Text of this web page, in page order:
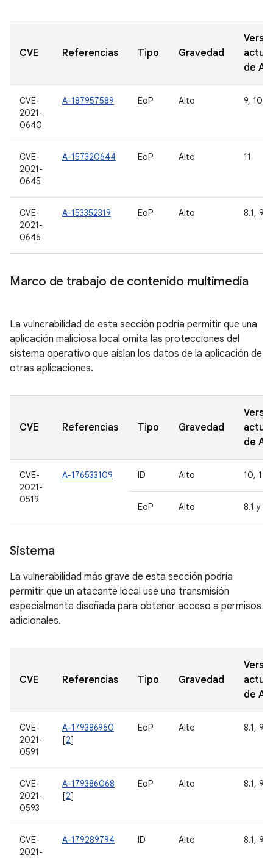
CVE Referencias Tipo Gravedad
de
CVE-
2021-
0640
A-187957589 EoP Alto 9, 10 y
CVE-
2021-
0645
A-157320644 EoP Alto 11
CVE-
2021-
0646
A-153352319 EoP Alto 8.1, 9,
Marco de trabajo de contenido multimedia
La vulnerabilidad de esta sección podría permitir que una
aplicación maliciosa local omita las protecciones del
sistema operativo que aíslan los datos de la aplicación de
otras aplicaciones.
CVE Referencias Tipo Gravedad
de
CVE-
2021-
0519
A-176533109 ID Alto 10, 11
EoP Alto 8.1 y 9
Sistema
La vulnerabilidad más grave de esta sección podría
permitir que un atacante local use una transmisión
especialmente diseñada para obtener acceso a permisos
adicionales.
CVE Referencias Tipo Gravedad
de
CVE-
2021-
0591
A-179386960
[2]
EoP Alto 8.1, 9,
CVE-
2021-
0593
A-179386068
[2]
EoP Alto 8.1, 9,
CVE-
2021-
A-179289794 ID Alto 8.1, 9,